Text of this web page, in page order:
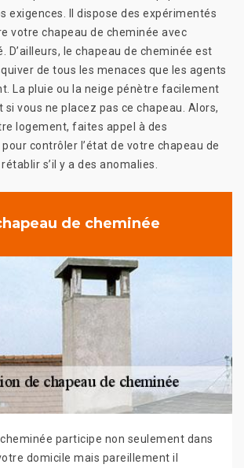
exigences. Il dispose des expérimentés
votre chapeau de cheminée avec
D’ailleurs, le chapeau de cheminée est
de tous les menaces que les agents
La pluie ou la neige pénètre facilement
vous ne placez pas ce chapeau. Alors,
logement, faites appel à des
contrôler l’état de votre chapeau de
s’il y a des anomalies.
de cheminée
cheminée participe non seulement dans
domicile mais pareillement il